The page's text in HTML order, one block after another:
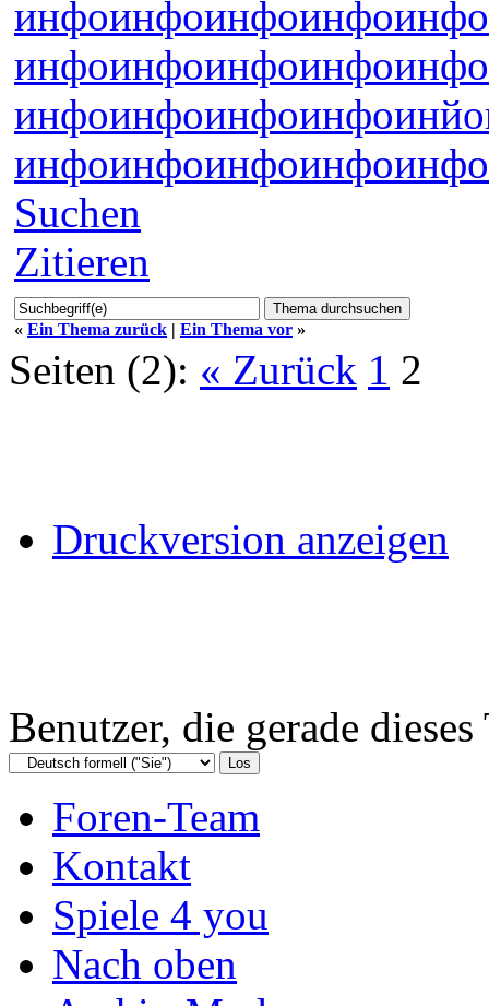
инфоинфоинфоинфоинфо
инфоинфоинфоинфоинфо
инфоинфоинфоинфоинйо
инфоинфоинфоинфоинфо
Suchen
Zitieren
« Ein Thema zurück | Ein Thema vor »
Seiten (2): « Zurück 1 2
Druckversion anzeigen
Benutzer, die gerade
Foren-Team
Kontakt
Spiele 4 you
Nach oben